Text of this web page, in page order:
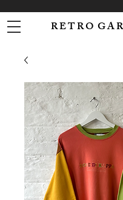
R E T R O G A